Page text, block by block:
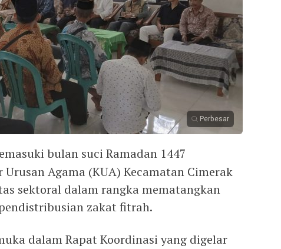
Perbesar
bulan suci Ramadan 1447
Agama (KUA) Kecamatan Cimerak
sektoral dalam rangka mematangkan
zakat fitrah.
dalam Rapat Koordinasi yang digelar